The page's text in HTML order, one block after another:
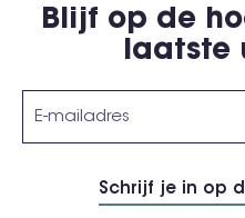
Blijf op de
laatste